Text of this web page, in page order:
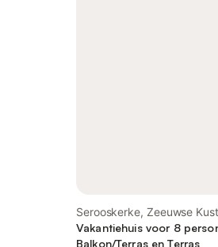
Serooskerke, Zeeuwse Kust
Vakantiehuis voor 8
Balkon/Terras en Terras